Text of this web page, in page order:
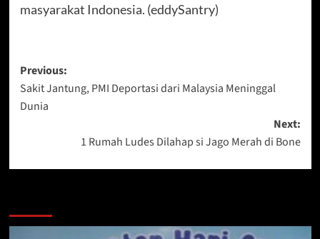
masyarakat Indonesia. (eddySantry)
Post
navigation
Previous:
Sakit Jantung, PMI Deportasi dari Malaysia Meninggal
Dunia
Next:
1 Rumah Ludes Dilahap si Jago Merah di Bone